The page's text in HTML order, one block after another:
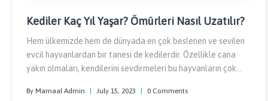
Kediler Kaç Yıl Yaşar? Ömürleri Nasıl Uzatılır?
Hem ülkemizde hem de dünyada en çok beslenen ve sevilen
evcil hayvanlardan bir tanesi de kedilerdir. Özellikle cana
yakın olmaları, kendilerini sevdirmeleri bu hayvanların çok
insanların en iyi dostlarından olan kedilerin bir insanla yaşamı
By Mamaal Admin July 15, 2023 0 Comments